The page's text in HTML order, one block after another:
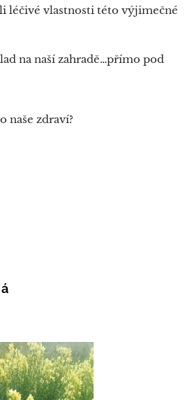
léčivé vlastnosti této výjimečné
na naší zahradě…přímo pod
naše zdraví?